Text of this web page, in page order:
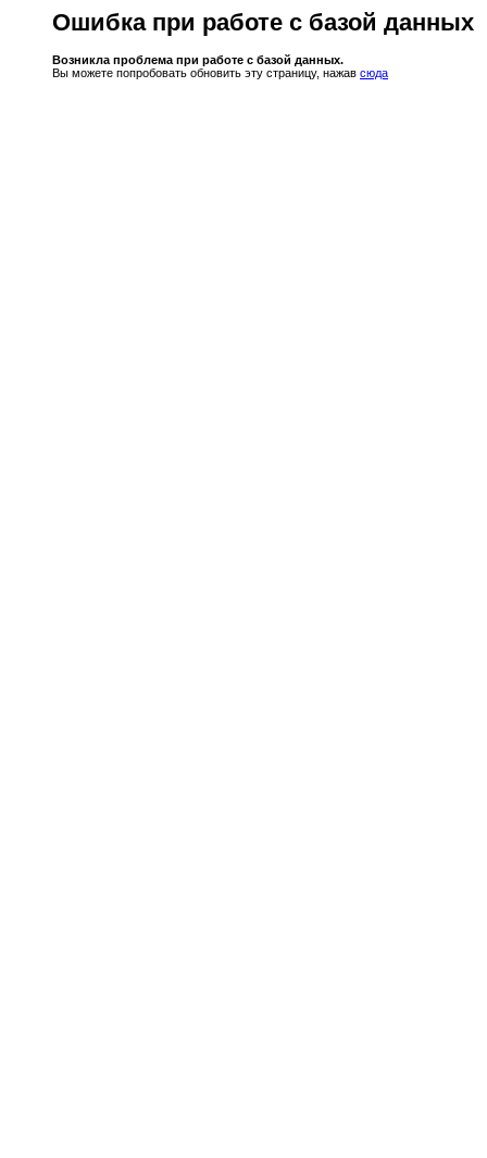
Ошибка при работе с базой данных
Возникла проблема при работе с базой данных.
Вы можете попробовать обновить эту страницу, нажав сюда